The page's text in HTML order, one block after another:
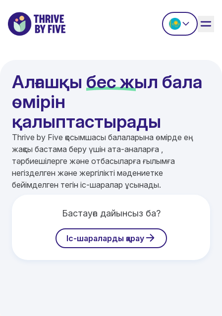
Алғашқы бес жыл бала
өмірін
қалыптастырады
Thrive by Five қосымшасы балаларына өмірде ең
жақсы бастама беру үшін ата-аналарға ,
тәрбиешілерге және отбасыларға ғылымға
негізделген және жергілікті мәдениетке
бейімделген тегін іс-шаралар ұсынады.
Бастауға дайынсыз ба?
Іс-шараларды қарау